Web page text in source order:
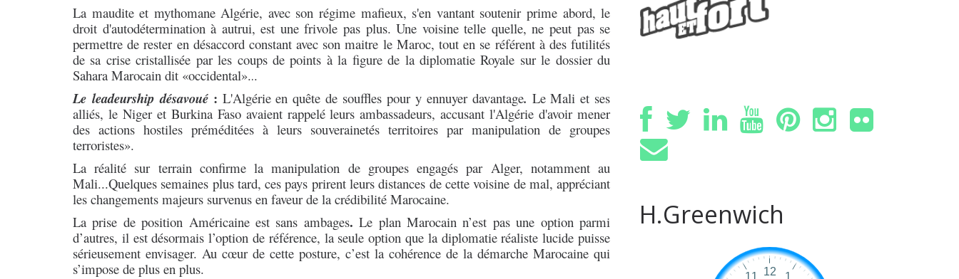
La maudite et mythomane Algérie, avec son régime mafieux, s'en vantant soutenir prime abord, le
droit d'autodétermination à autrui, est une frivole pas plus. Une voisine telle quelle, ne peut pas se
permettre de rester en désaccord constant avec son maitre le Maroc, tout en se référent à des futilités
de sa crise cristallisée par les coups de points à la figure de la diplomatie Royale sur le dossier du
Sahara Marocain dit «occidental»...
Le leadeurshipdésavoué : L'Algérie en quête de souffles pour y ennuyer davantage. Le Mali et ses
alliés, le Niger et Burkina Faso avaient rappelé leurs ambassadeurs, accusant l'Algérie d'avoir mener
des actions hostiles préméditées à leurs souverainetés territoires par manipulation de groupes
terroristes».
La réalité sur terrain confirme la manipulation de groupes engagés par Alger, notamment au
Mali...Quelques semaines plus tard, ces pays prirent leurs distances de cette voisine de mal, appréciant
les changements majeurs survenus en faveur de la crédibilité Marocaine.
La prise de position Américaine est sans ambages.Le plan Marocain n’est pas une option parmi
d’autres, il est désormais l’option de référence, la seule option que la diplomatie réaliste lucide puisse
sérieusement envisager. Au cœur de cette posture, c’est la cohérence de la démarche Marocaine qui
s’impose de plus en plus.
H.Greenwich